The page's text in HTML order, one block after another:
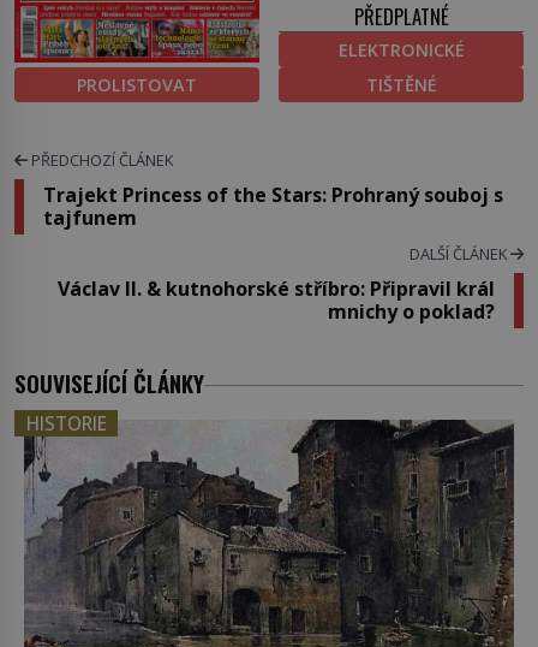
PROLISTOVAT
PŘEDPLATNÉ
ELEKTRONICKÉ
TIŠTĚNÉ
PŘEDCHOZÍ ČLÁNEK
Trajekt Princess of the Stars: Prohraný souboj s
tajfunem
DALŠÍ ČLÁNEK
Václav II. & kutnohorské stříbro: Připravil král
mnichy o poklad?
SOUVISEJÍCÍ ČLÁNKY
HISTORIE